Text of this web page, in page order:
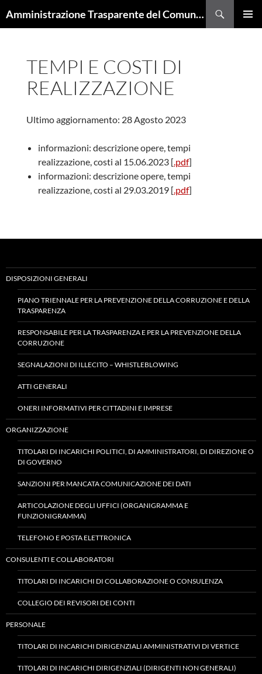
Amministrazione Trasparente del Comune di Trieste
TEMPI E COSTI DI
REALIZZAZIONE
Ultimo aggiornamento: 28 Agosto 2023
informazioni: descrizione opere, tempi
realizzazione, costi al 15.06.2023 [.pdf]
informazioni: descrizione opere, tempi
realizzazione, costi al 29.03.2019 [.pdf]
DISPOSIZIONI GENERALI
PIANO TRIENNALE PER LA PREVENZIONE DELLA CORRUZIONE E DELLA
TRASPARENZA
RESPONSABILE PER LA TRASPARENZA E PER LA PREVENZIONE DELLA
CORRUZIONE
SEGNALAZIONI DI ILLECITO – WHISTLEBLOWING
ATTI GENERALI
ONERI INFORMATIVI PER CITTADINI E IMPRESE
ORGANIZZAZIONE
TITOLARI DI INCARICHI POLITICI, DI AMMINISTRATORI, DI DIREZIONE O
DI GOVERNO
SANZIONI PER MANCATA COMUNICAZIONE DEI DATI
ARTICOLAZIONE DEGLI UFFICI (ORGANIGRAMMA E
FUNZIONIGRAMMA)
TELEFONO E POSTA ELETTRONICA
CONSULENTI E COLLABORATORI
TITOLARI DI INCARICHI DI COLLABORAZIONE O CONSULENZA
COLLEGIO DEI REVISORI DEI CONTI
PERSONALE
TITOLARI DI INCARICHI DIRIGENZIALI AMMINISTRATIVI DI VERTICE
TITOLARI DI INCARICHI DIRIGENZIALI (DIRIGENTI NON GENERALI)